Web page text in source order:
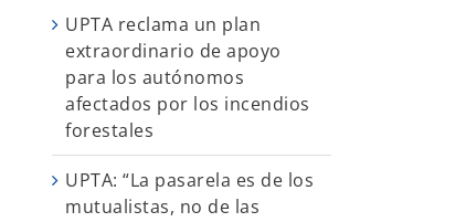
UPTA reclama un plan
extraordinario de apoyo
para los autónomos
afectados por los incendios
forestales
UPTA: “La pasarela es de los
mutualistas, no de las